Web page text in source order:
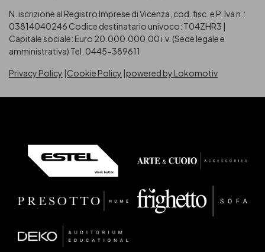
N. iscrizione al Registro Imprese di Vicenza, cod. fisc. e P. Iva n.:
03814040246 Codice destinatario univoco: T04ZHR3 |
Capitale sociale: Euro 20.000.000,00 i.v. (Sede legale e
amministrativa) Tel. 0445-389611
Privacy Policy Cookie Policy powered by Lokomotiv